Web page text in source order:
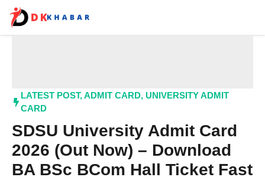
content
LATEST POST,ADMIT CARD, UNIVERSITY ADMIT
CARD
SDSU University Admit Card
2026 (Out Now) – Download
BA BSc BCom Hall Ticket Fast